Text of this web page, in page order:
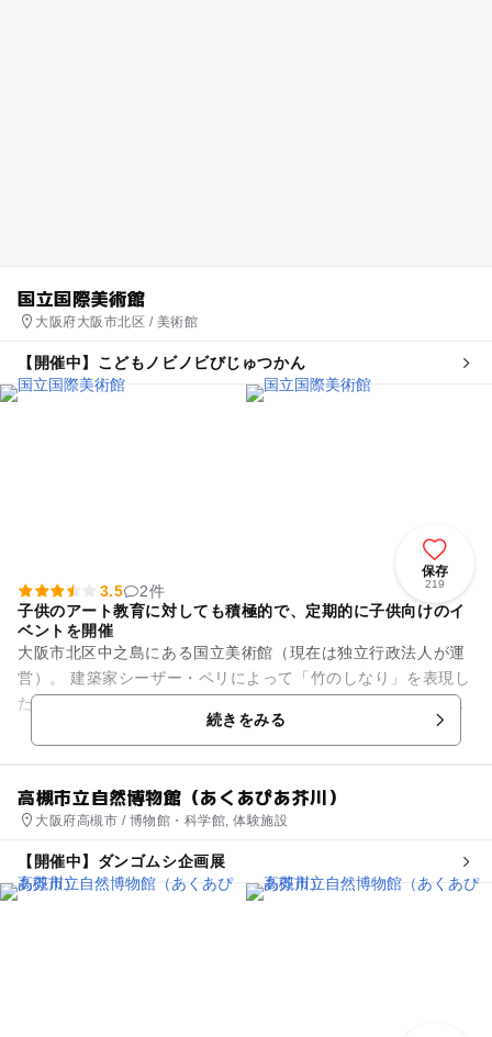
国立国際美術館
大阪府大阪市北区 / 美術館
【開催中】こどもノビノビびじゅつかん
保存
219
3.5
2件
子供のアート教育に対しても積極的で、定期的に子供向けのイ
ベントを開催
大阪市北区中之島にある国立美術館（現在は独立行政法人が運
営）。 建築家シーザー・ペリによって「竹のしなり」を表現し
たという外観は、科学館、図書館と文化施設が集積する中之島
続きをみる
高槻市立自然博物館（あくあぴあ芥川）
大阪府高槻市 / 博物館・科学館, 体験施設
【開催中】ダンゴムシ企画展